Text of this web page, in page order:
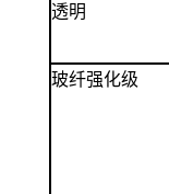
透明
玻纤强化级